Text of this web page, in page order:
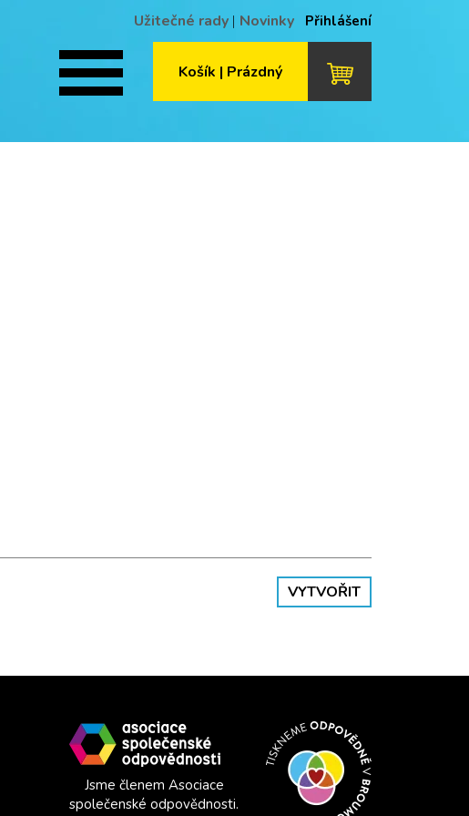
Přihlášení
Užitečné rady | Novinky
Košík | Prázdný
VYTVOŘIT
Jsme členem Asociace
společenské odpovědnosti.